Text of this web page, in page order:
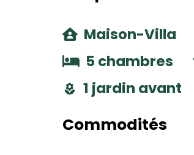
Maison-Villa
5 chambres
1 jardin avant
Commodités